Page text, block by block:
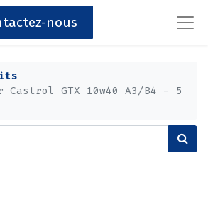
nous
Castrol GTX 10w40 A3/B4 - 5